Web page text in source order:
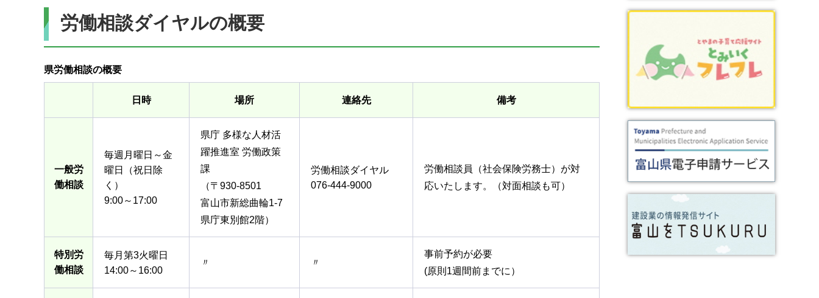
労働相談ダイヤルの概要
県労働相談の概要
日時 場所 連絡先 備考
一般労
働相談
毎週月曜日～金
曜日（祝日除
く）
9:00～17:00
県庁 多様な人材活
躍推進室 労働政策
課
（〒930-8501
富山市新総曲輪1-7
県庁東別館2階）
労働相談ダイヤル
076-444-9000
労働相談員（社会保険労務士）が対
応いたします。（対面相談も可）
特別労
働相談
毎月第3火曜日
14:00～16:00
〃 〃
事前予約が必要
(原則1週間前までに）